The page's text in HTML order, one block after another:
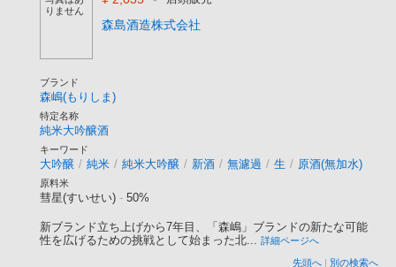
りません
森島酒造株式会社
ブランド
森嶋(もりしま)
特定名称
純米大吟醸酒
キーワード
大吟醸 / 純米 / 純米大吟醸 / 新酒 / 無濾過 / 生 / 原酒(無加水)
原料米
彗星(すいせい) - 50%
新ブランド立ち上げから7年目、「森嶋」ブランドの新たな可能
性を広げるための挑戦として始まった北... 詳細ページへ
先頭へ | 別の検索へ